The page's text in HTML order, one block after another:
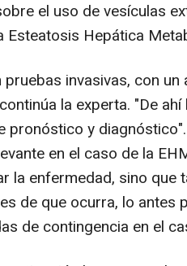
el uso de vesículas
Esteatosis Hepática
invasivas, con
la experta. "De
pronóstico y
en el caso de la
la enfermedad, sino que
de que ocurra, lo antes
de contingencia en el